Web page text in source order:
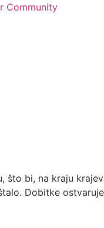
Community
što bi, na kraju
Dobitke